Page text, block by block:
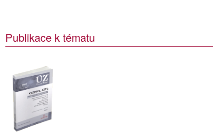
Publikace k tématu